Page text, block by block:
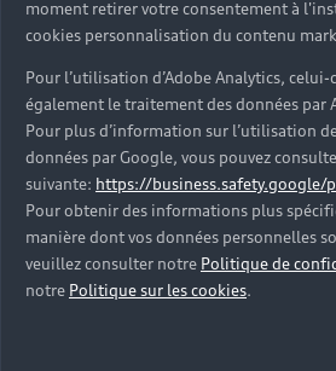
moment retirer votre consentement à
cookies personnalisation du contenu
Pour l’utilisation d’Adobe Analytics,
également le traitement des données par
Pour plus d’information sur l’utilisation
données par Google, vous pouvez
suivante: https://business.safety.google/
Pour obtenir des informations plus
manière dont vos données personnelles
veuillez consulter notre Politique de
notre Politique sur les cookies.